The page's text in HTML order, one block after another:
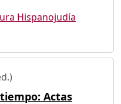
Hispanojudía
Actas